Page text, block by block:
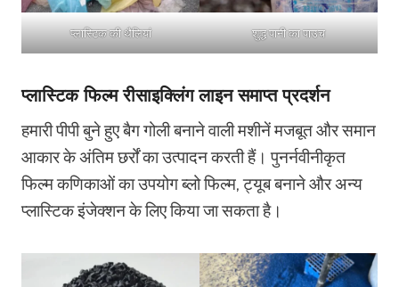
प्लास्टिक की थैलियां शुद्ध पानी का पाउच
प्लास्टिक फिल्म रीसाइक्लिंग लाइन समाप्त प्रदर्शन
हमारी पीपी बुने हुए बैग गोली बनाने वाली मशीनें मजबूत और समान
आकार के अंतिम छर्रों का उत्पादन करती हैं। पुनर्नवीनीकृत
फिल्म कणिकाओं का उपयोग ब्लो फिल्म, ट्यूब बनाने और अन्य
प्लास्टिक इंजेक्शन के लिए किया जा सकता है।